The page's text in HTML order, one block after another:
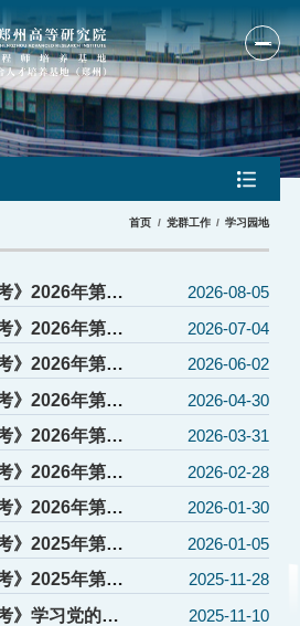
首页 党群工作 学习园地
》2026年第7
2026-08-05
》2026年第6
2026-07-04
》2026年第5
2026-06-02
》2026年第4
2026-04-30
》2026年第3
2026-03-31
》2026年第2
2026-02-28
》2026年第1
2026-01-30
》2025年第12
2026-01-05
》2025年第11
2025-11-28
》学习党的二
2025-11-10